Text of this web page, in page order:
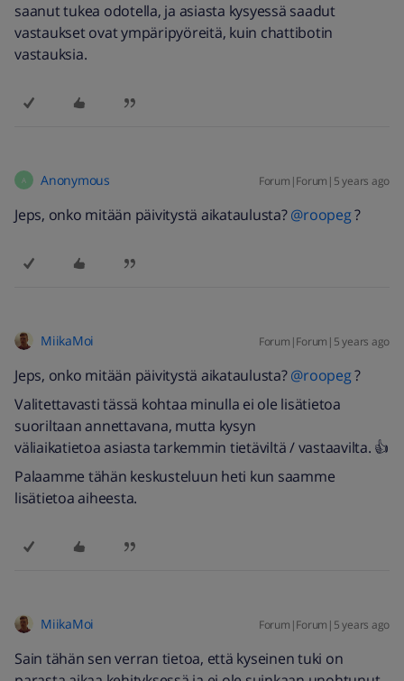
saanut tukea odotella, ja asiasta kysyessä saadut
vastaukset ovat ympäripyöreitä, kuin chattibotin
vastauksia.
A Anonymous Forum|Forum|5 years ago
Jeps, onko mitään päivitystä aikataulusta?@roopeg?
MiikaMoi Forum|Forum|5 years ago
Jeps, onko mitään päivitystä aikataulusta?@roopeg?
Valitettavasti tässä kohtaa minulla ei ole lisätietoa
suoriltaan annettavana, mutta kysyn
väliaikatietoa asiasta tarkemmin tietäviltä / vastaavilta. 👍
Palaamme tähän keskusteluun heti kun saamme
lisätietoa aiheesta.
MiikaMoi Forum|Forum|5 years ago
Sain tähän sen verran tietoa, että kyseinen tuki on